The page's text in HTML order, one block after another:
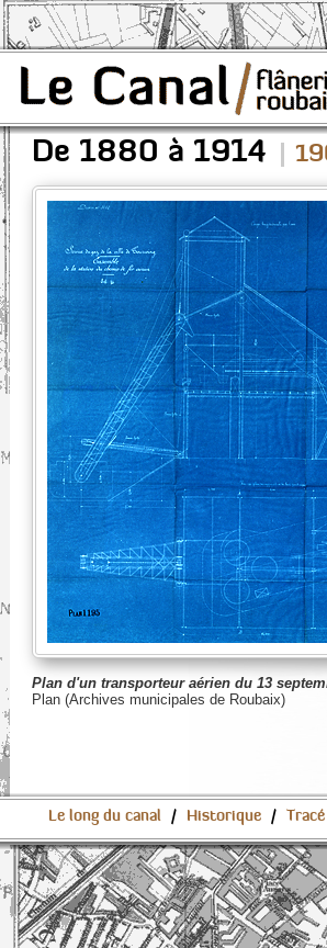
De 1880 à 1914
Plan d'un transporteur aérien du 13
Plan (Archives municipales de Roubaix)
Le long du canal / Historique /